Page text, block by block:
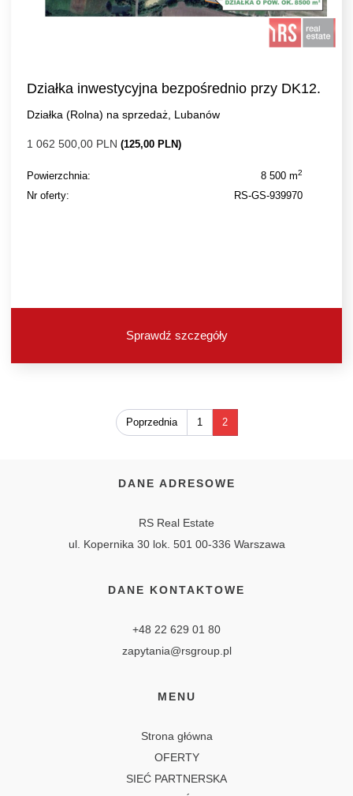
Działka inwestycyjna bezpośrednio przy DK12.
Działka (Rolna) na sprzedaż, Lubanów
1 062 500,00 PLN (125,00 PLN)
Powierzchnia: 8 500 m2
Nr oferty: RS-GS-939970
Sprawdź szczegóły
Poprzednia 1 2
DANE ADRESOWE
RS Real Estate
ul. Kopernika 30 lok. 501 00-336 Warszawa
DANE KONTAKTOWE
+48 22 629 01 80
zapytania@rsgroup.pl
MENU
Strona główna
OFERTY
SIEĆ PARTNERSKA